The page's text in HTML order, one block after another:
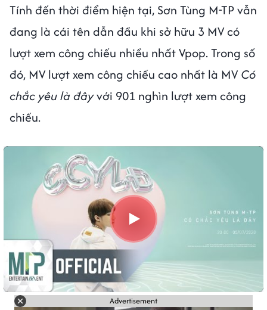
Tính đến thời điểm hiện tại, Sơn Tùng M-TP vẫn
đang là cái tên dẫn đầu khi sở hữu 3 MV có
lượt xem công chiếu nhiều nhất Vpop. Trong số
đó, MV lượt xem công chiếu cao nhất là MV Có
chắc yêu là đâyvới 901 nghìn lượt xem công
chiếu.
Advertisement